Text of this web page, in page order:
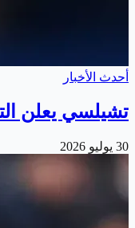
أحدث الأخبار
تشيلسي يعلن
30 يوليو 2026